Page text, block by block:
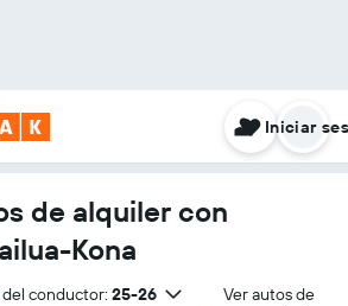
Iniciar
de alquiler con
Kona
del conductor: 25-26
Ver autos de